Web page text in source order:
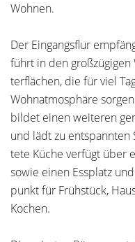
Wohnen.
Der Eingangsflur
führt in den
terflächen, die für viel
Wohnatmosphäre
bildet einen weiteren
und lädt zu
tete Küche verfügt über
sowie einen Essplatz
punkt für Frühstück,
Kochen.